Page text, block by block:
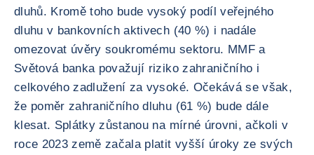
dluhů. Kromě toho bude vysoký podíl veřejného
dluhu v bankovních aktivech (40 %) i nadále
omezovat úvěry soukromému sektoru. MMF a
Světová banka považují riziko zahraničního i
celkového zadlužení za vysoké. Očekává se však,
že poměr zahraničního dluhu (61 %) bude dále
klesat. Splátky zůstanou na mírné úrovni, ačkoli v
roce 2023 země začala platit vyšší úroky ze svých